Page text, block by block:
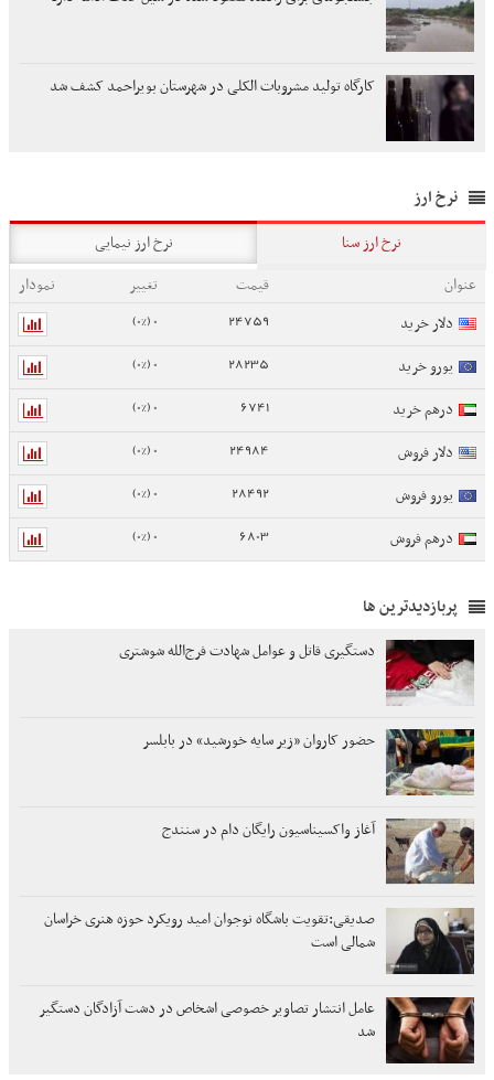
کارگاه تولید مشروبات الکلی در شهرستان بویراحمد کشف شد
نرخ ارز
نرخ ارز سنا
نرخ ارز نیمایی
عنوان
قیمت تغییر
نمودار
دلار خرید
24759
0 (0%)
یورو خرید 28235
0 (0%)
درهم خرید 6741
0 (0%)
دلار فروش 24984
0 (0%)
یورو فروش 28492
0 (0%)
درهم فروش 6803
0 (0%)
پربازدیدترین ها
دستگیری قاتل و عوامل شهادت فرج‌الله شوشتری
حضور کاروان «زیر سایه خورشید» در بابلسر
آغاز واکسیناسیون رایگان دام در سنندج
صدیقی:تقویت باشگاه نوجوان امید رویکرد حوزه هنری خراسان
شمالی است
عامل انتشار تصاویر خصوصی اشخاص در دشت آزادگان دستگیر
شد